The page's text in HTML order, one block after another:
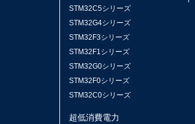
STM32C5シリーズ
STM32G4シリーズ
STM32F3シリーズ
STM32F1シリーズ
STM32G0シリーズ
STM32F0シリーズ
STM32C0シリーズ
超低消費電力